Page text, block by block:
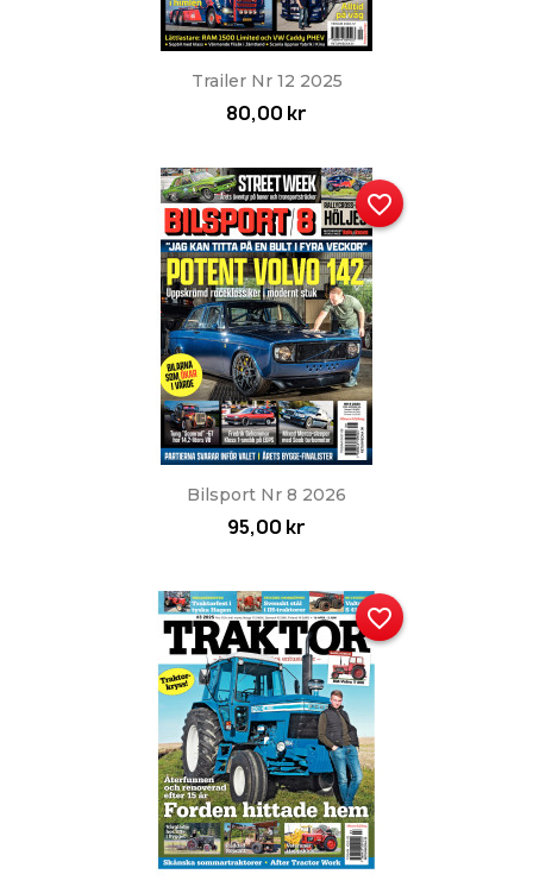
Trailer Nr 12 2025
80,00 kr
Bilsport Nr 8 2026
95,00 kr
favorite_border
favorite_border